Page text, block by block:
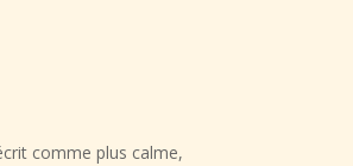
comme plus calme,